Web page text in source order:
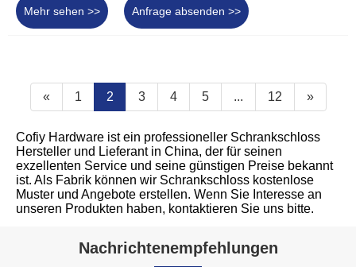
Mehr sehen >> Anfrage absenden >>
« 1 2 3 4 5 ... 12 »
Cofiy Hardware ist ein professioneller Schrankschloss
Hersteller und Lieferant in China, der für seinen
exzellenten Service und seine günstigen Preise bekannt
ist. Als Fabrik können wir Schrankschloss kostenlose
Muster und Angebote erstellen. Wenn Sie Interesse an
unseren Produkten haben, kontaktieren Sie uns bitte.
Nachrichtenempfehlungen